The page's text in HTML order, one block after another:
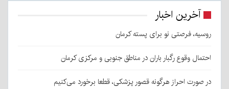
آخرین اخبار
روسیه، فرصتی نو برای پسته کرمان
احتمال وقوع رگبار باران در مناطق جنوبی و مرکزی کرمان
در صورت احراز هرگونه قصور پزشکی، قطعا برخورد می‌کنیم